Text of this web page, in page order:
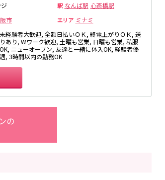
駅 なんば駅 心斎橋駅
市 エリア ミナミ
未経験者大歓迎, 全額日払いＯＫ, 終電上がりＯＫ, 送
りあり, Wワーク歓迎, 土曜も営業, 日曜も営業, 私服
OK, ニューオープン, 友達と一緒に体入OK, 経験者優
遇, 3時間以内の勤務OK
の